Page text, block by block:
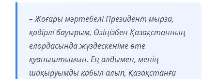
– Жоғары мәртебелі Президент мырза,
қадірлі бауырым, Өзіңізбен Қазақстанның
елордасында жүздескеніме өте
қуаныштымын. Ең алдымен, менің
шақыруымды қабыл алып, Қазақстанға